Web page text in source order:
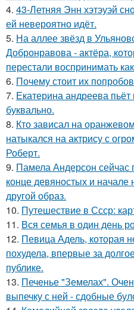
4. 43-Летняя Энн хэтэуэй
ей невероятно идёт.
5. На аллее звёзд в
Добронравова - актёра,
перестали воспринимать
6. Почему стоит их
7. Екатерина андреева
буквально.
8. Кто зависал на
натыкался на актрису с
Роберт.
9. Памела Андерсон сейчас
конце девяностых и
другой образ.
10. Путешествие в Ссср:
11. Вся семья в один день
12. Певица Адель, которая
похудела, впервые за
публике.
13. Печенье "Земелах".
выпечку с ней - сдобные